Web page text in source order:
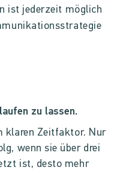
ist jederzeit möglich
zu lassen.
klaren Zeitfaktor. Nur
wenn sie über drei
ist, desto mehr